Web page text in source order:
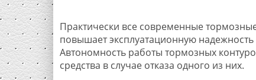
Практически все современные
повышает эксплуатационную
Автономность работы тормозных
средства в случае отказа одного из них.